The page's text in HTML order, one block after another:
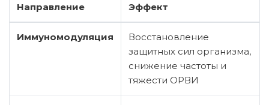
Направление Эффект
Иммуномодуляция
Восстановление
защитных сил организма,
снижение частоты и
тяжести ОРВИ